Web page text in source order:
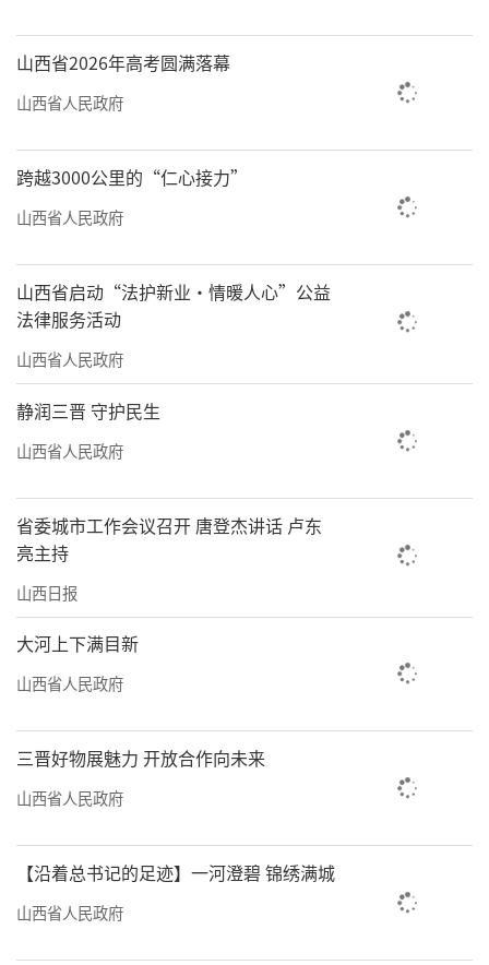
山西省2026年高考圆满落幕
山西省人民政府
跨越3000公里的“仁心接力”
山西省人民政府
山西省启动“法护新业·情暖人心”公益
法律服务活动
山西省人民政府
静润三晋 守护民生
山西省人民政府
省委城市工作会议召开 唐登杰讲话 卢东
亮主持
山西日报
大河上下满目新
山西省人民政府
三晋好物展魅力 开放合作向未来
山西省人民政府
【沿着总书记的足迹】一河澄碧 锦绣满城
山西省人民政府